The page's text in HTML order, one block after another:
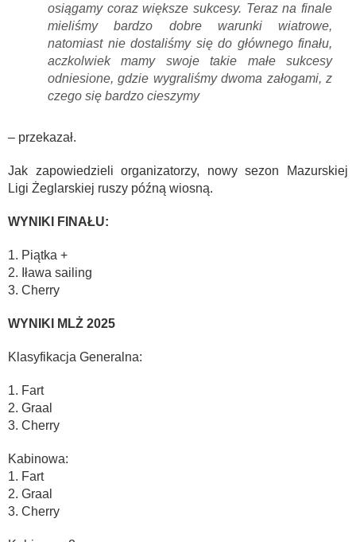
osiągamy coraz większe sukcesy. Teraz na finale
mieliśmy bardzo dobre warunki wiatrowe,
natomiast nie dostaliśmy się do głównego finału,
aczkolwiek mamy swoje takie małe sukcesy
odniesione, gdzie wygraliśmy dwoma załogami, z
czego się bardzo cieszymy
– przekazał.
Jak zapowiedzieli organizatorzy, nowy sezon Mazurskiej
Ligi Żeglarskiej ruszy późną wiosną.
WYNIKI FINAŁU:
1. Piątka +
2. Iława sailing
3. Cherry
WYNIKI MLŻ 2025
Klasyfikacja Generalna:
1. Fart
2. Graal
3. Cherry
Kabinowa:
1. Fart
2. Graal
3. Cherry